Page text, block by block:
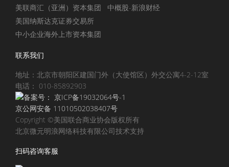
美联商汇（亚洲）资本集团
中概股-新浪财经
美国纳斯达克证券交易所
中小企业海外上市资本集团
联系我们
地址：北京市朝阳区建国门外（大使馆区）外交公寓4-2-12室
电话： 010-85892903
备案号： 京ICP备19032064号-1
京公网安备 11010502038407号
Copyright ©美国联合商业协会版权所有
北京微元明浪网络科技有限公司技术支持
扫码咨询客服